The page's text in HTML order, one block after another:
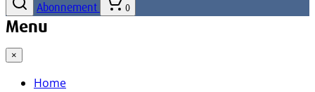
Abonnement 0
Menu
×
Home